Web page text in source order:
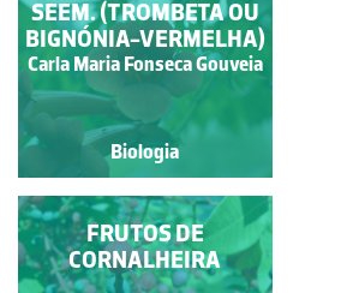
(TROMBETA
CREEPER)
Carla Maria Fonseca
Gouveia
Biologia
SEEM. (TROMBETA OU
BIGNÓNIA-VERMELHA)
Carla Maria Fonseca Gouveia
Biologia
CAMPSIS RADICANS
SEEM. (FRUTO
MADURO)
FRUTOS DE
CORNALHEIRA